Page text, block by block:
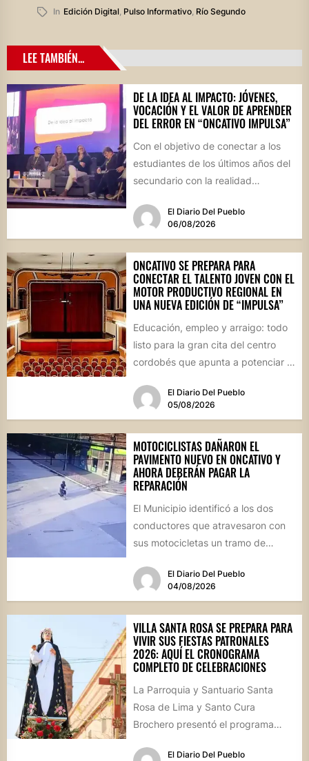
In Edición Digital, Pulso Informativo, Río Segundo
LEE TAMBIÉN...
DE LA IDEA AL IMPACTO: JÓVENES,
VOCACIÓN Y EL VALOR DE APRENDER
DEL ERROR EN “ONCATIVO IMPULSA”
Con el objetivo de conectar a los
estudiantes de los últimos años del
secundario con la realidad
El Diario Del Pueblo
06/08/2026
ONCATIVO SE PREPARA PARA
CONECTAR EL TALENTO JOVEN CON EL
MOTOR PRODUCTIVO REGIONAL EN
UNA NUEVA EDICIÓN DE “IMPULSA”
Educación, empleo y arraigo: todo
listo para la gran cita del centro
cordobés que apunta a potenciar el
El Diario Del Pueblo
05/08/2026
MOTOCICLISTAS DAÑARON EL
PAVIMENTO NUEVO EN ONCATIVO Y
AHORA DEBERÁN PAGAR LA
REPARACIÓN
El Municipio identificó a los dos
conductores que atravesaron con
sus motocicletas un tramo de
calle...
El Diario Del Pueblo
04/08/2026
VILLA SANTA ROSA SE PREPARA PARA
VIVIR SUS FIESTAS PATRONALES
2026: AQUÍ EL CRONOGRAMA
COMPLETO DE CELEBRACIONES
La Parroquia y Santuario Santa
Rosa de Lima y Santo Cura
Brochero presentó el programa
El Diario Del Pueblo